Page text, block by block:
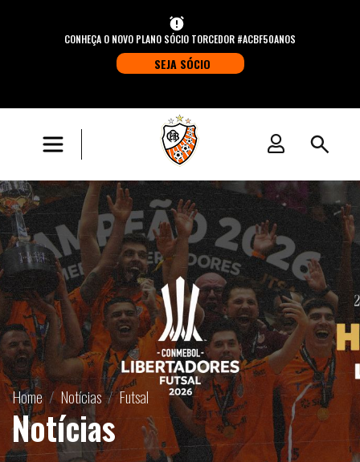
CONHEÇA O NOVO PLANO SÓCIO TORCEDOR #ACBF50ANOS
SEJA SÓCIO
Home Notícias Futsal
Notícias